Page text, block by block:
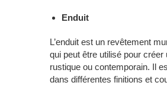
Enduit
L’enduit est un revêtement
qui peut être utilisé pour créer
rustique ou contemporain. Il
dans différentes finitions et